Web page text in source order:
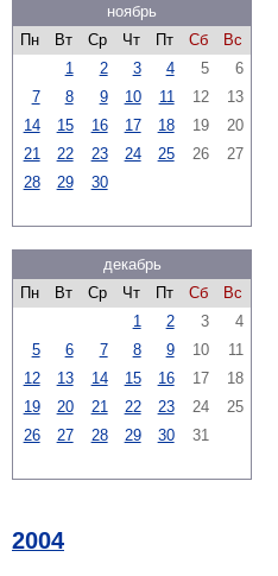
ноябрь
Пн
Вт Ср Чт Пт Сб
Вс
1
2 3 4 5
6
7
8 9 10 11 12
13
14
15 16 17 18 19
20
21
22 23 24 25 26
27
28
29 30
декабрь
Пн
Вт Ср Чт Пт Сб
Вс
1
2 3
4
5
6 7 8 9 10
11
12
13 14 15 16 17
18
19
20 21 22 23 24
25
26
27 28 29 30 31
2004